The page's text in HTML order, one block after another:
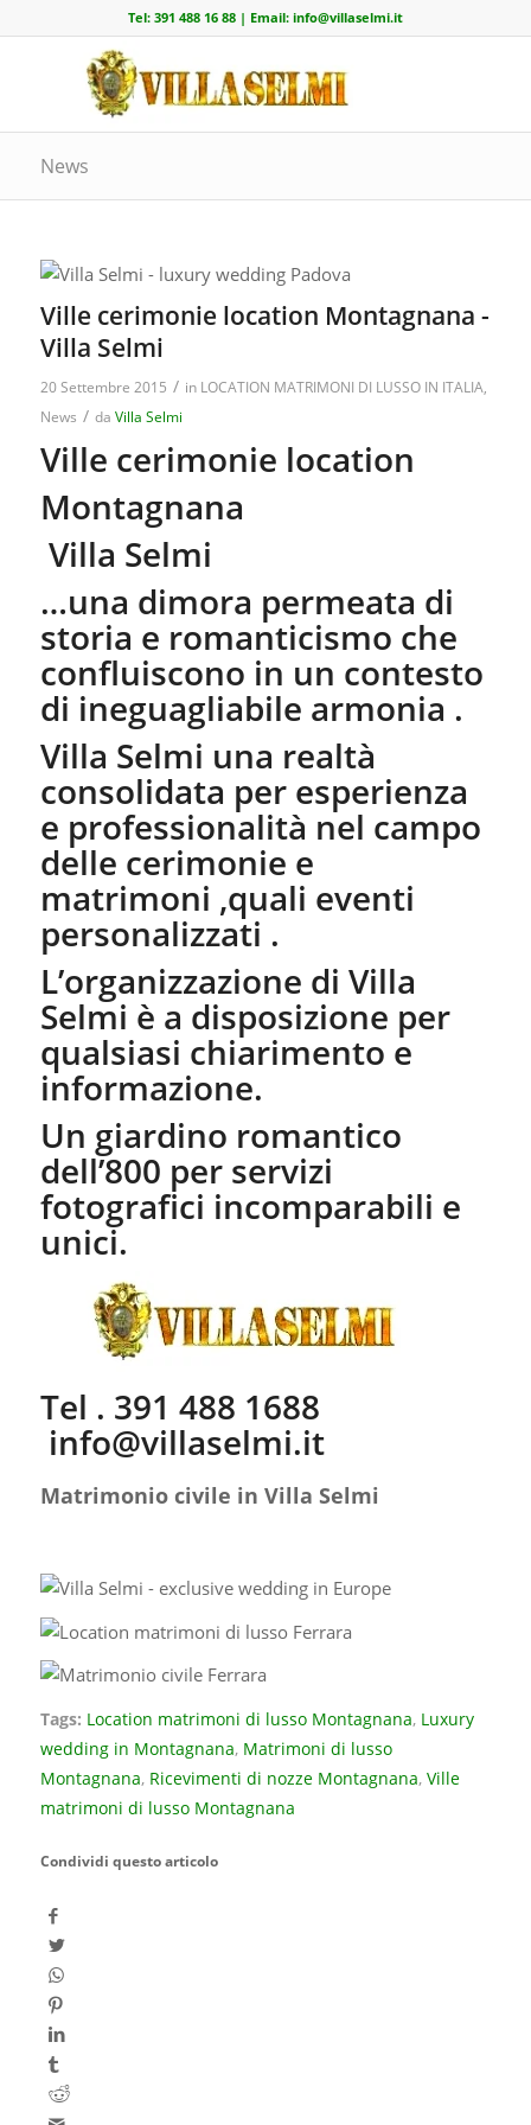
Tel: 391 488 16 88| Email: info@villaselmi.it
News
Ville cerimonie location Montagnana -
Villa Selmi
20 Settembre 2015 / in LOCATION MATRIMONI DI LUSSO IN ITALIA,
News / da Villa Selmi
Ville cerimonie location
Montagnana
Villa Selmi
…una dimora permeata di
storia e romanticismo che
confluiscono in un contesto
di ineguagliabile armonia .
Villa Selmi una realtà
consolidata per esperienza
e professionalità nel campo
delle cerimonie e
matrimoni ,quali eventi
personalizzati .
L’organizzazione di Villa
Selmi è a disposizione per
qualsiasi chiarimento e
informazione.
Un giardino romantico
dell’800 per servizi
fotografici incomparabili e
unici.
Tel . 391 488 1688
info@villaselmi.it
Matrimonio civile in Villa Selmi
Tags: Location matrimoni di lusso Montagnana, Luxury
wedding in Montagnana, Matrimoni di lusso
Montagnana, Ricevimenti di nozze Montagnana, Ville
matrimoni di lusso Montagnana
Condividi questo articolo